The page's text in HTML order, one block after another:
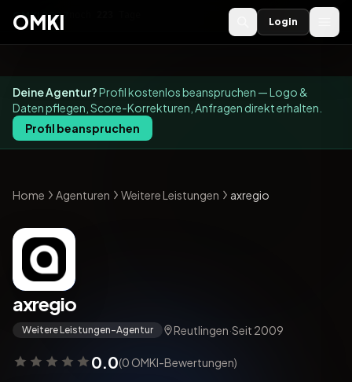
OMKI 2027
OMKI Login
Deine Agentur?Profil kostenlos beanspruchen — Logo &
Daten pflegen, Score-Korrekturen, Anfragen direkt erhalten.
Profil beanspruchen
Home Agenturen Weitere Leistungen axregio
axregio
Weitere Leistungen-Agentur Reutlingen·Seit 2009
0.0(0 OMKI-Bewertungen)